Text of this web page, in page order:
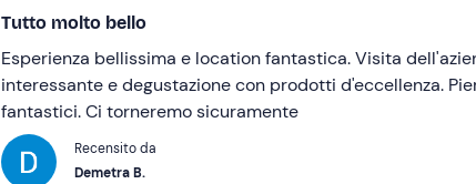
Tutto molto bello
Esperienza bellissima e location fantastica. Visita
interessante e degustazione con prodotti d'eccellenza.
fantastici. Ci torneremo sicuramente
Recensito da
Demetra B.